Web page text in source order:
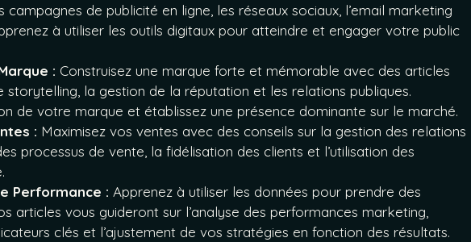
campagnes de publicité en ligne, les réseaux sociaux, l’email marketing
à utiliser les outils digitaux pour atteindre et engager votre public
: Construisez une marque forte et mémorable avec des articles
storytelling, la gestion de la réputation et les relations publiques.
de votre marque et établissez une présence dominante sur le marché.
: Maximisez vos ventes avec des conseils sur la gestion des relations
processus de vente, la fidélisation des clients et l’utilisation des
Performance : Apprenez à utiliser les données pour prendre des
articles vous guideront sur l’analyse des performances marketing,
clés et l’ajustement de vos stratégies en fonction des résultats.